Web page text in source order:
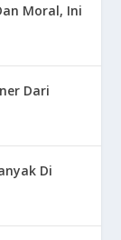
Moral, Ini
Dari
Di